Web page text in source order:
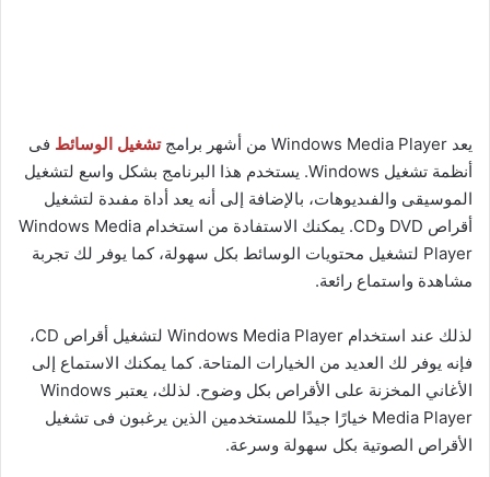
يعد Windows Media Player من أشهر برامج تشغيل الوسائط فى
أنظمة تشغيل Windows. يستخدم هذا البرنامج بشكل واسع لتشغيل
الموسيقى والفىديوهات، بالإضافة إلى أنه يعد أداة مفىدة لتشغيل
أقراص DVD وCD. يمكنك الاستفادة من استخدام Windows Media
Player لتشغيل محتويات الوسائط بكل سهولة، كما يوفر لك تجربة
مشاهدة واستماع رائعة.
لذلك عند استخدام Windows Media Player لتشغيل أقراص CD،
فإنه يوفر لك العديد من الخيارات المتاحة. كما يمكنك الاستماع إلى
الأغاني المخزنة على الأقراص بكل وضوح. لذلك، يعتبر Windows
Media Player خيارًا جيدًا للمستخدمين الذين يرغبون فى تشغيل
الأقراص الصوتية بكل سهولة وسرعة.